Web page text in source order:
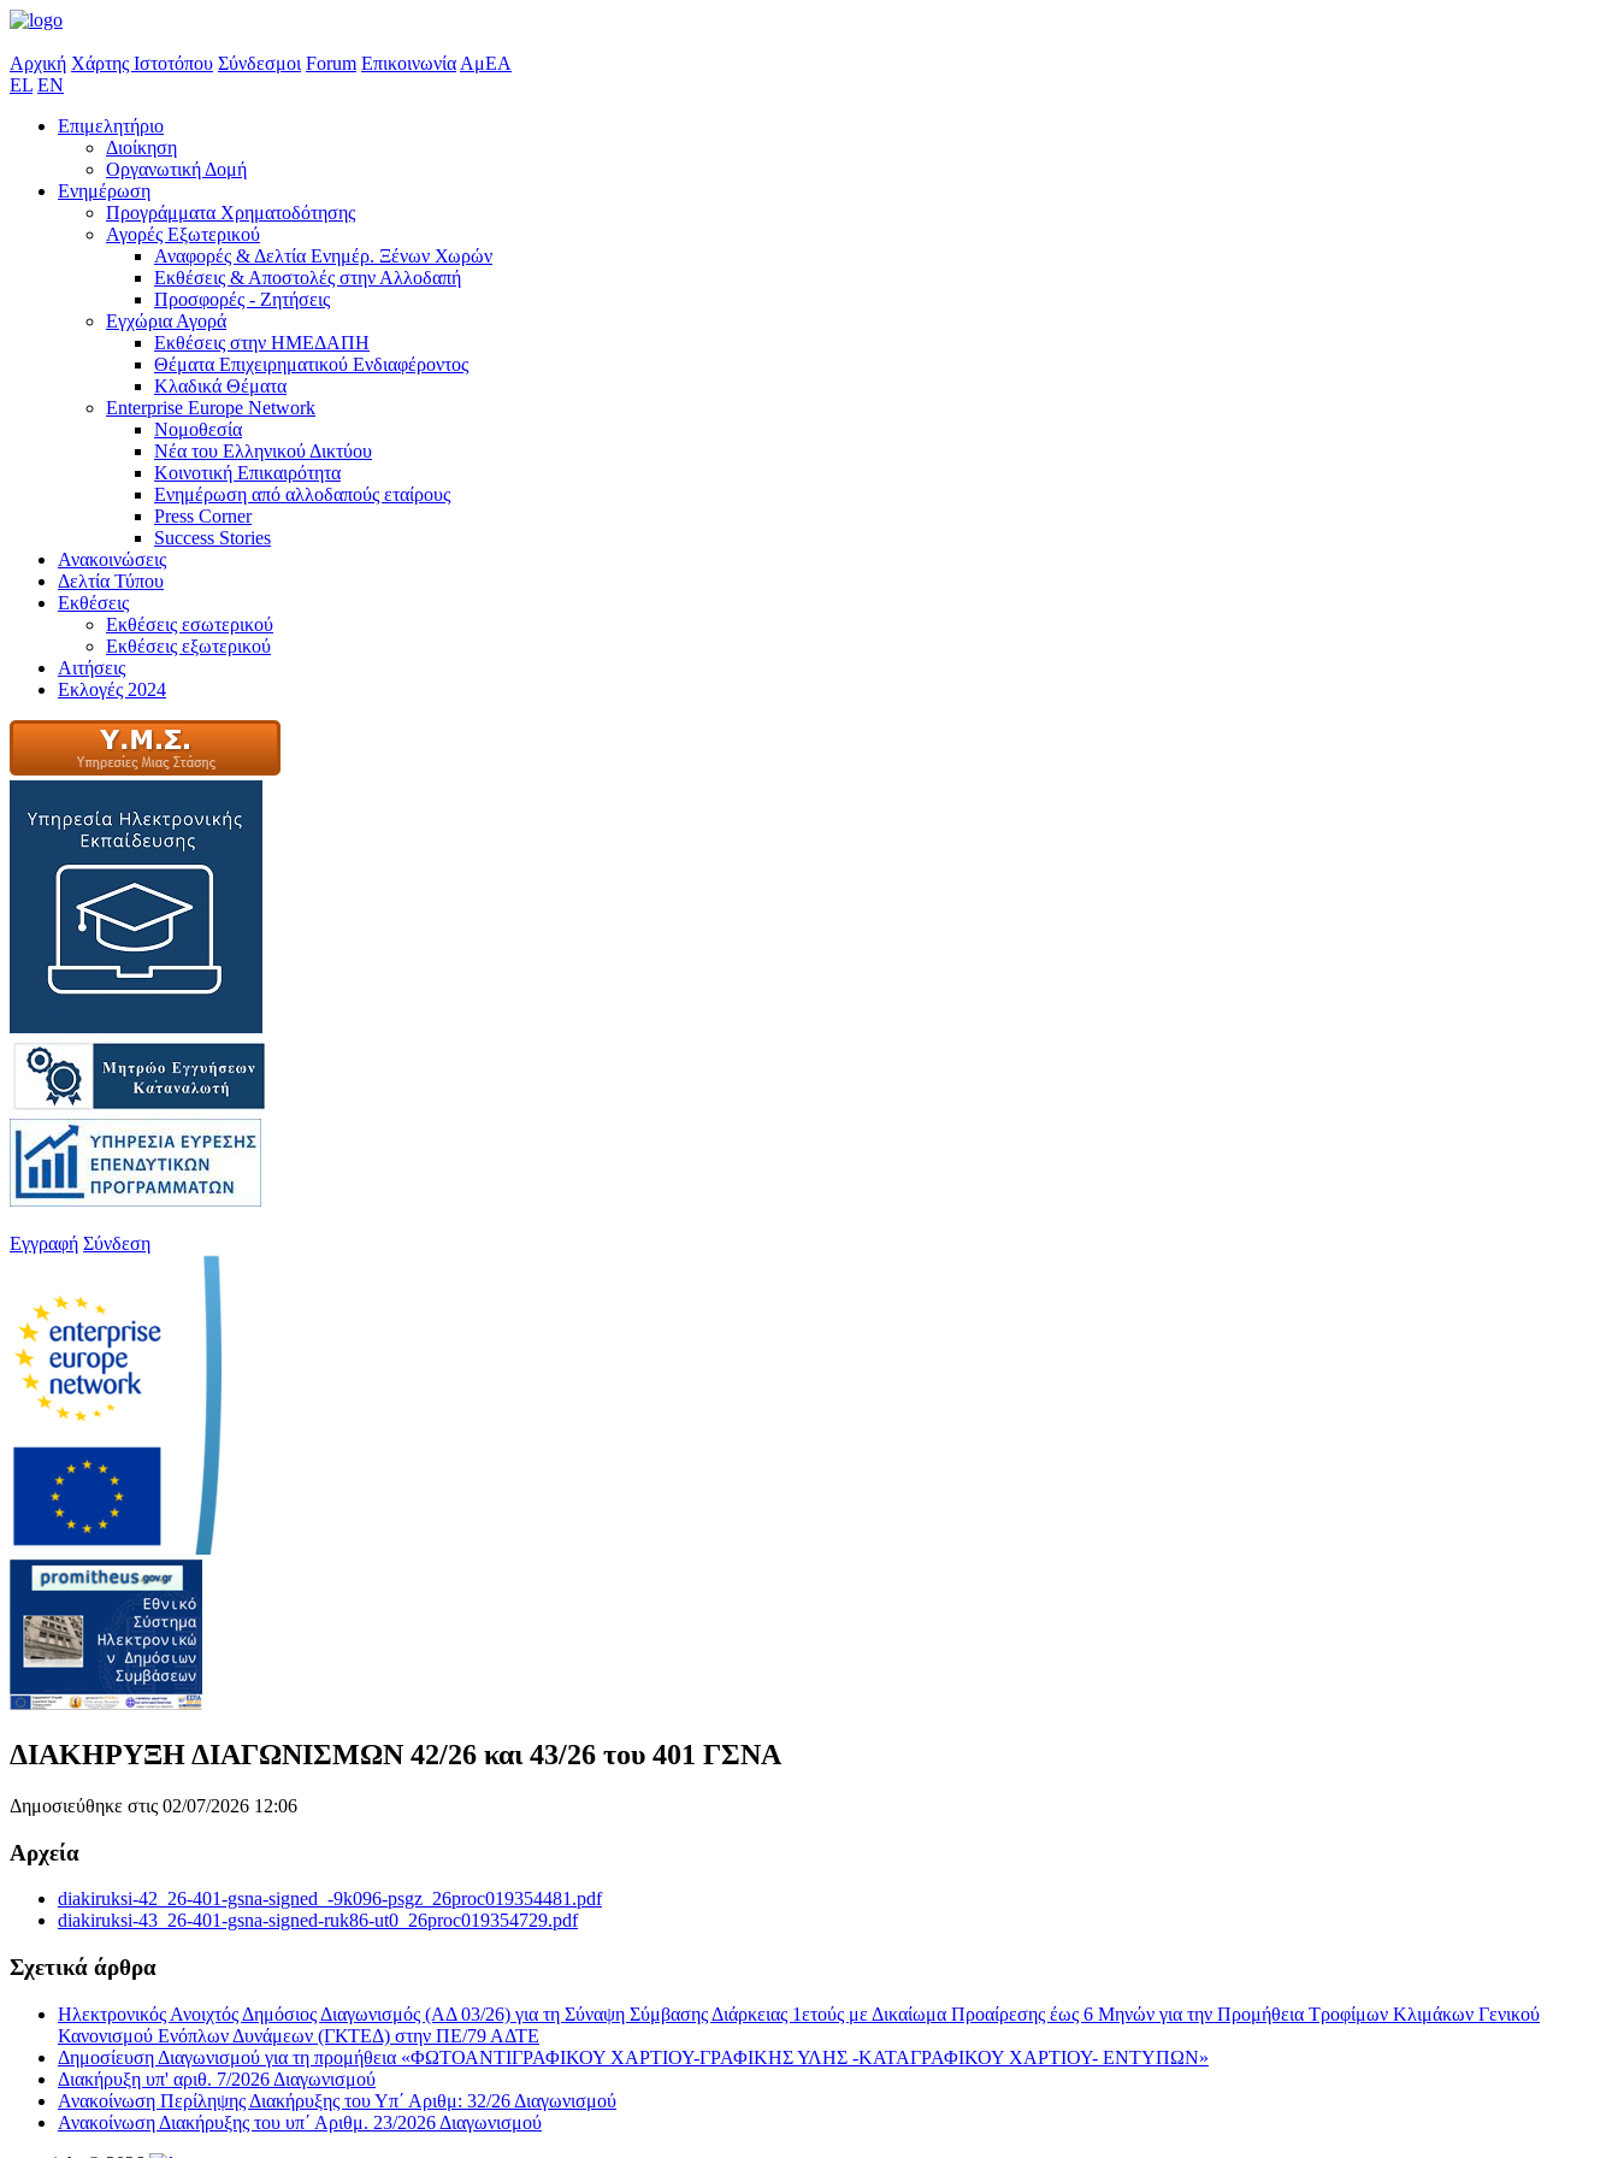
Αρχική Χάρτης Ιστοτόπου Σύνδεσμοι Forum Επικοινωνία ΑμΕΑ
EL EN
Επιμελητήριο
Διοίκηση
Οργανωτική Δομή
Ενημέρωση
Προγράμματα Χρηματοδότησης
Αγορές Εξωτερικού
Αναφορές & Δελτία Ενημέρ. Ξένων Χωρών
Εκθέσεις & Αποστολές στην Αλλοδαπή
Προσφορές - Ζητήσεις
Εγχώρια Αγορά
Εκθέσεις στην ΗΜΕΔΑΠΗ
Θέματα Επιχειρηματικού Ενδιαφέροντος
Κλαδικά Θέματα
Enterprise Europe Network
Νομοθεσία
Νέα του Ελληνικού Δικτύου
Κοινοτική Επικαιρότητα
Ενημέρωση από αλλοδαπούς εταίρους
Press Corner
Success Stories
Ανακοινώσεις
Δελτία Τύπου
Εκθέσεις
Εκθέσεις εσωτερικού
Εκθέσεις εξωτερικού
Αιτήσεις
Εκλογές 2024
Εγγραφή Σύνδεση
ΔΙΑΚΗΡΥΞΗ ΔΙΑΓΩΝΙΣΜΩΝ 42/26 και 43/26 του 401 ΓΣΝΑ
Δημοσιεύθηκε στις 02/07/2026 12:06
Αρχεία
diakiruksi-42_26-401-gsna-signed_-9k096-psgz_26proc019354481.pdf
diakiruksi-43_26-401-gsna-signed-ruk86-ut0_26proc019354729.pdf
Σχετικά άρθρα
Ηλεκτρονικός Ανοιχτός Δημόσιος Διαγωνισμός (ΑΔ 03/26) για τη Σύναψη Σύμβασης Διάρκειας 1ετούς με Δικαίωμα Προαίρεσης έως 6 Μηνών για την Προμήθεια Τροφίμων Κλιμάκων Γενικού
Κανονισμού Ενόπλων Δυνάμεων (ΓΚΤΕΔ) στην ΠΕ/79 ΑΔΤΕ
Δημοσίευση Διαγωνισμού για τη προμήθεια «ΦΩΤΟΑΝΤΙΓΡΑΦΙΚΟΥ ΧΑΡΤΙΟΥ-ΓΡΑΦΙΚΗΣ ΥΛΗΣ -ΚΑΤΑΓΡΑΦΙΚΟΥ ΧΑΡΤΙΟΥ- ΕΝΤΥΠΩΝ»
Διακήρυξη υπ' αριθ. 7/2026 Διαγωνισμού
Ανακοίνωση Περίληψης Διακήρυξης του Υπ΄ Αριθμ: 32/26 Διαγωνισμού
Ανακοίνωση Διακήρυξης του υπ΄ Αριθμ. 23/2026 Διαγωνισμού